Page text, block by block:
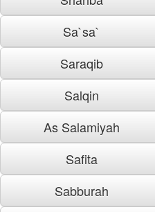
Sa`sa`
Saraqib
Salqin
As Salamiyah
Safita
Sabburah